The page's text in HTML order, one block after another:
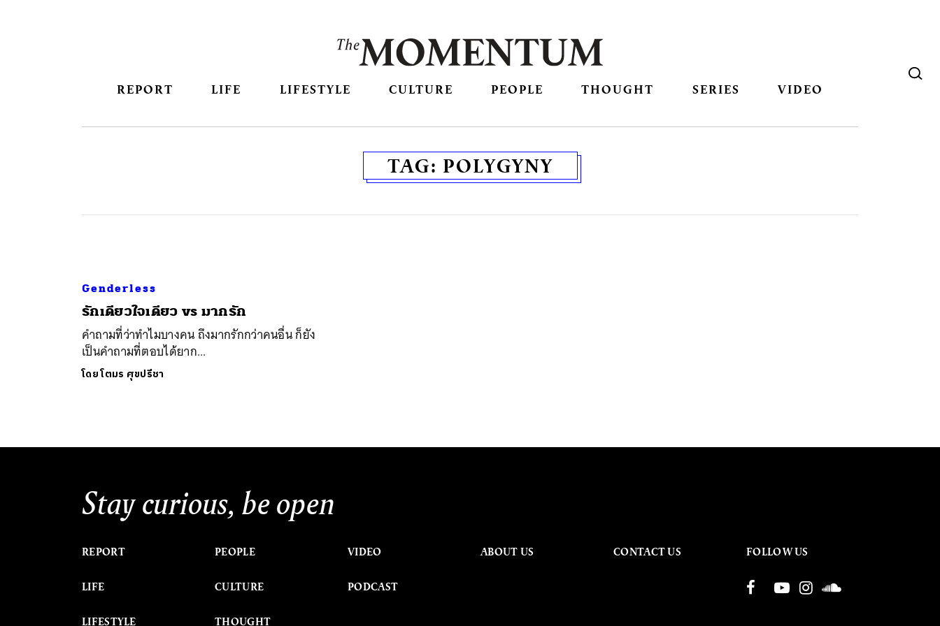
REPORT LIFE LIFESTYLE CULTURE PEOPLE THOUGHT SERIES VIDEO
TAG: POLYGYNY
Genderless
รักเดียวใจเดียว vs มากรัก
คำถามที่ว่าทำไมบางคน ถึงมากรักกว่าคนอื่น ก็ยัง
เป็นคำถามที่ตอบได้ยาก...
โดยโตมร ศุขปรีชา
Stay curious, be open
REPORT
LIFE
LIFESTYLE
PEOPLE
CULTURE
THOUGHT
VIDEO
PODCAST
ABOUT US CONTACT US FOLLOW US